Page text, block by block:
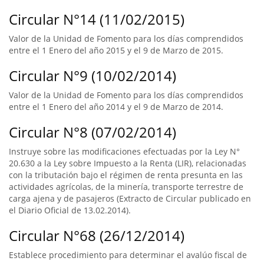
Circular N°14 (11/02/2015)
Valor de la Unidad de Fomento para los días comprendidos
entre el 1 Enero del año 2015 y el 9 de Marzo de 2015.
Circular N°9 (10/02/2014)
Valor de la Unidad de Fomento para los días comprendidos
entre el 1 Enero del año 2014 y el 9 de Marzo de 2014.
Circular N°8 (07/02/2014)
Instruye sobre las modificaciones efectuadas por la Ley N°
20.630 a la Ley sobre Impuesto a la Renta (LIR), relacionadas
con la tributación bajo el régimen de renta presunta en las
actividades agrícolas, de la minería, transporte terrestre de
carga ajena y de pasajeros (Extracto de Circular publicado en
el Diario Oficial de 13.02.2014).
Circular N°68 (26/12/2014)
Establece procedimiento para determinar el avalúo fiscal de